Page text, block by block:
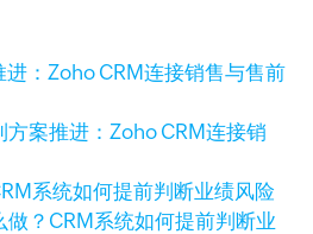
方案推进：Zoho CRM连接销
做？CRM系统如何提前判断业